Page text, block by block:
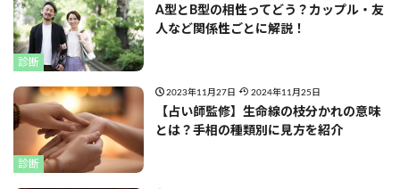
診断
A型とB型の相性ってどう？カップル・友
人など関係性ごとに解説！
診断
2023年11月27日 2024年11月25日
【占い師監修】生命線の枝分かれの意味
とは？手相の種類別に見方を紹介